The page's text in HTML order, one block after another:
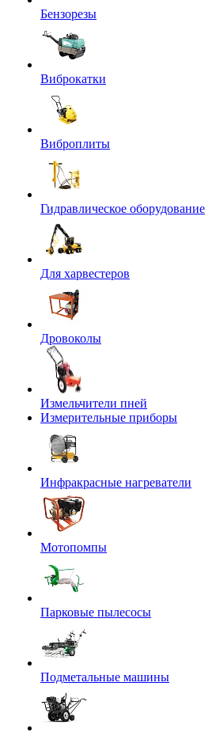
Бензорезы
Виброкатки
Виброплиты
Гидравлическое оборудование
Для харвестеров
Дровоколы
Измельчители пней
Измерительные приборы
Инфракрасные нагреватели
Мотопомпы
Парковые пылесосы
Подметальные машины